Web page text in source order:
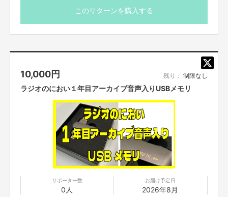
※USBのデザインは変更になる可能性があります
このリターンを購入する
10,000円 残り： 制限なし
ラジオのにおい１年目アーカイブ音声入りUSBメモリ
サポーター数
0人
お届け予定日
2026年8月